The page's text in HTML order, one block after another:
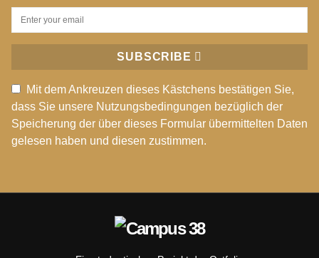
SUBSCRIBE
Mit dem Ankreuzen dieses Kästchens bestätigen Sie,
dass Sie unsere Nutzungsbedingungen bezüglich der
Speicherung der über dieses Formular übermittelten Daten
gelesen haben und diesen zustimmen.